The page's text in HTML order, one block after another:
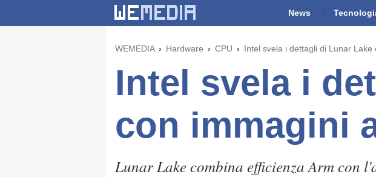
News
WEMEDIA Hardware CPU Intel svela i dettagli di Lunar
Intel svela i
con immagini
Lunar Lake combina efficienza Arm con